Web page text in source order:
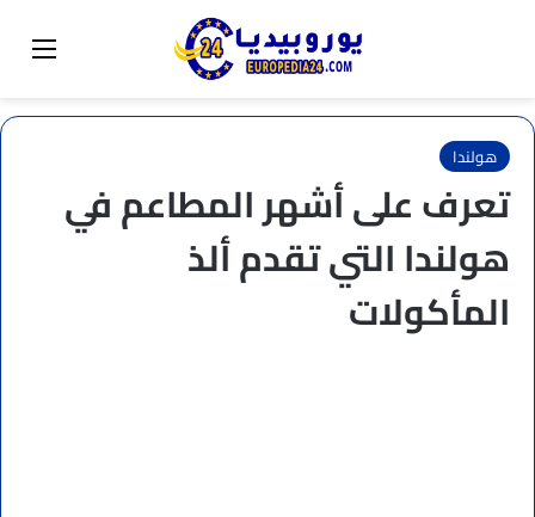
تبديل المظهر
هولندا
تعرف على أشهر المطاعم في
هولندا التي تقدم ألذ
المأكولات